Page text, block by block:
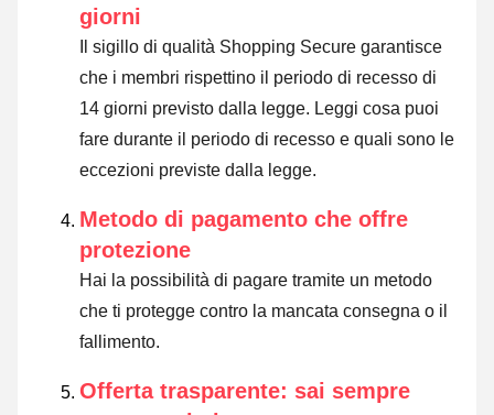
giorni
Il sigillo di qualità Shopping Secure garantisce
che i membri rispettino il periodo di recesso di
14 giorni previsto dalla legge. Leggi cosa puoi
fare durante il periodo di recesso e quali sono le
eccezioni previste dalla legge.
Metodo di pagamento che offre
protezione
Hai la possibilità di pagare tramite un metodo
che ti protegge contro la mancata consegna o il
fallimento.
Offerta trasparente: sai sempre